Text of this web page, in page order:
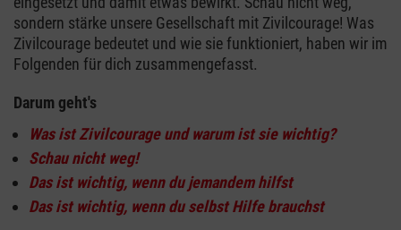
sondern stärke unsere Gesellschaft mit Zivilcourage! Was
Zivilcourage bedeutet und wie sie funktioniert, haben wir im
Folgenden für dich zusammengefasst.
Darum geht's
Was ist Zivilcourage und warum ist sie wichtig?
Schau nicht weg!
Das ist wichtig, wenn du jemandem hilfst
Das ist wichtig, wenn du selbst Hilfe brauchst